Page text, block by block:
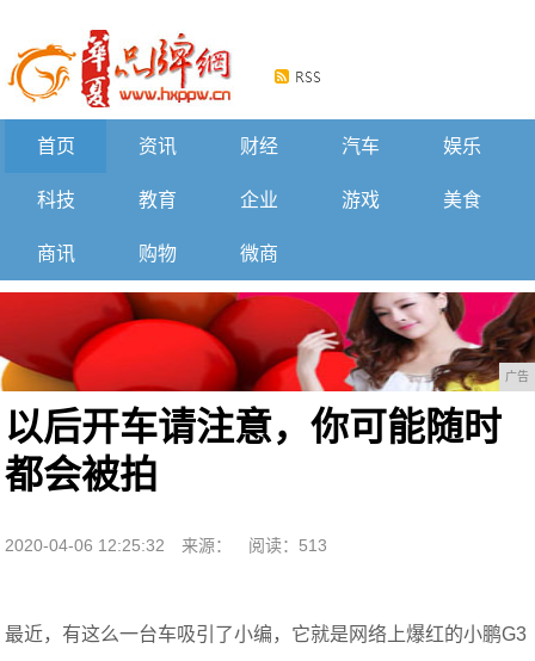
首页 资讯 财经 汽车 娱乐
科技 教育 企业 游戏 美食
商讯 购物 微商
广告
以后开车请注意，你可能随时
都会被拍
2020-04-06 12:25:32 来源： 阅读：513
最近，有这么一台车吸引了小编，它就是网络上爆红的小鹏G3